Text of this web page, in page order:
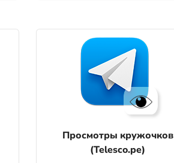
Просмотры кружочков
(Telesco.pe)